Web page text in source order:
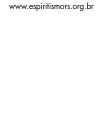
www.espiritismors.org.br